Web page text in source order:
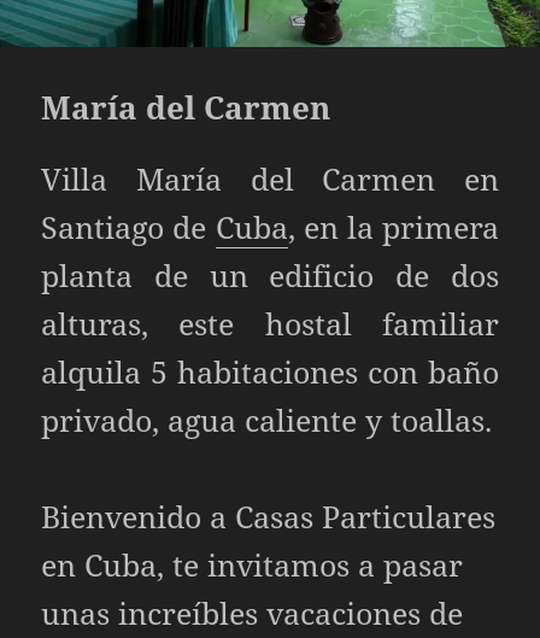
María del Carmen
Villa María del Carmen en
Santiago de Cuba, en la primera
planta de un edificio de dos
alturas, este hostal familiar
alquila 5 habitaciones con baño
privado, agua caliente y toallas.
Bienvenido a Casas Particulares
en Cuba, te invitamos a pasar
unas increíbles vacaciones de